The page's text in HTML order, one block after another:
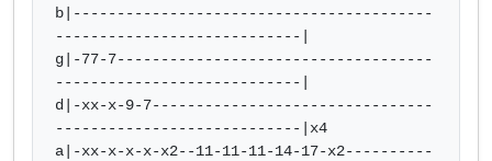
b|-----------------------------------------
----------------------------|
g|-77-7------------------------------------
----------------------------|
d|-xx-x-9-7--------------------------------
----------------------------|x4
a|-xx-x-x-x-x2--11-11-11-14-17-x2----------